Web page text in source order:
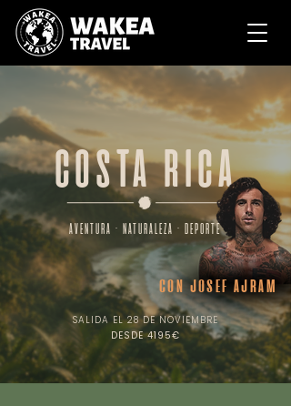
COSTA RICA
aventura · naturaleza · deporte
SALIDA EL 28 DE NOVIEMBRE
DESDE 4195€
con josef ajram